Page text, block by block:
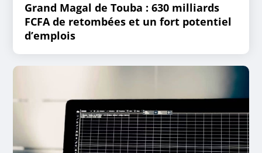
Grand Magal de Touba : 630 milliards
FCFA de retombées et un fort potentiel
d’emplois